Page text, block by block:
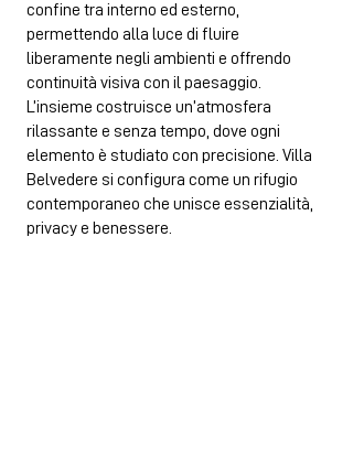
confine tra interno ed esterno,
permettendo alla luce di fluire
liberamente negli ambienti e offrendo
continuità visiva con il paesaggio.
L’insieme costruisce un’atmosfera
rilassante e senza tempo, dove ogni
elemento è studiato con precisione. Villa
Belvedere si configura come un rifugio
contemporaneo che unisce essenzialità,
privacy e benessere.